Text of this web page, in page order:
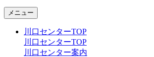
メニュー
川口センターTOP
川口センターTOP
川口センター案内